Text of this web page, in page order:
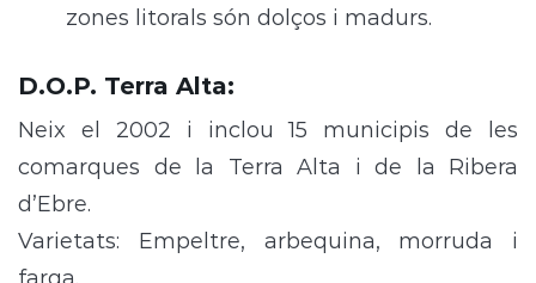
zones litorals són dolços i madurs.
D.O.P. Terra Alta:
Neix el 2002 i inclou 15 municipis de les
comarques de la Terra Alta i de la Ribera
d’Ebre.
Varietats: Empeltre, arbequina, morruda i
farga.